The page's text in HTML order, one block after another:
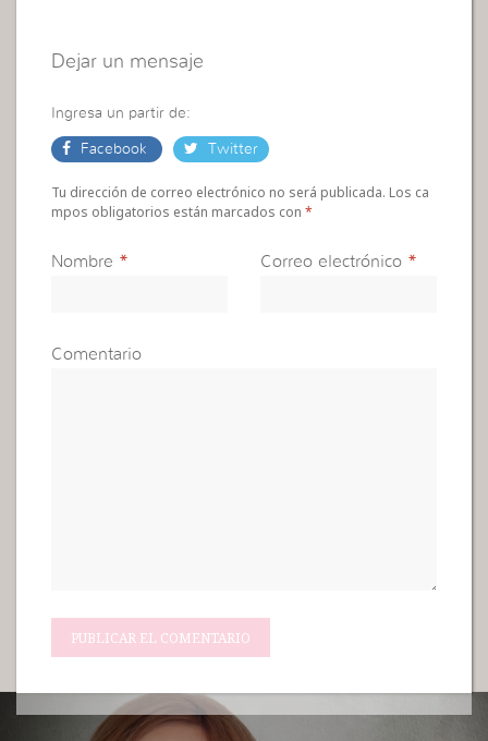
Dejar un mensaje
Ingresa un partir de:
Facebook Twitter
Tu dirección de correo electrónico no será publicada. Los ca
mpos obligatorios están marcados con*
Nombre * Correo electrónico *
Comentario